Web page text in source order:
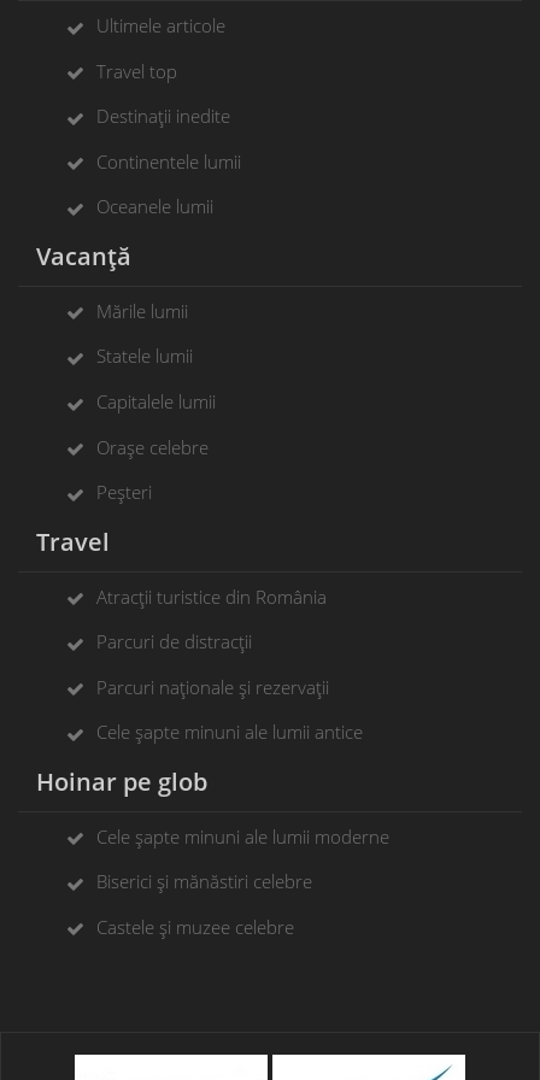
Ultimele articole
Travel top
Destinații inedite
Continentele lumii
Oceanele lumii
Vacanță
Mările lumii
Statele lumii
Capitalele lumii
Orașe celebre
Peșteri
Travel
Atracții turistice din România
Parcuri de distracții
Parcuri naționale și rezervații
Cele șapte minuni ale lumii antice
Hoinar pe glob
Cele șapte minuni ale lumii moderne
Biserici și mănăstiri celebre
Castele și muzee celebre